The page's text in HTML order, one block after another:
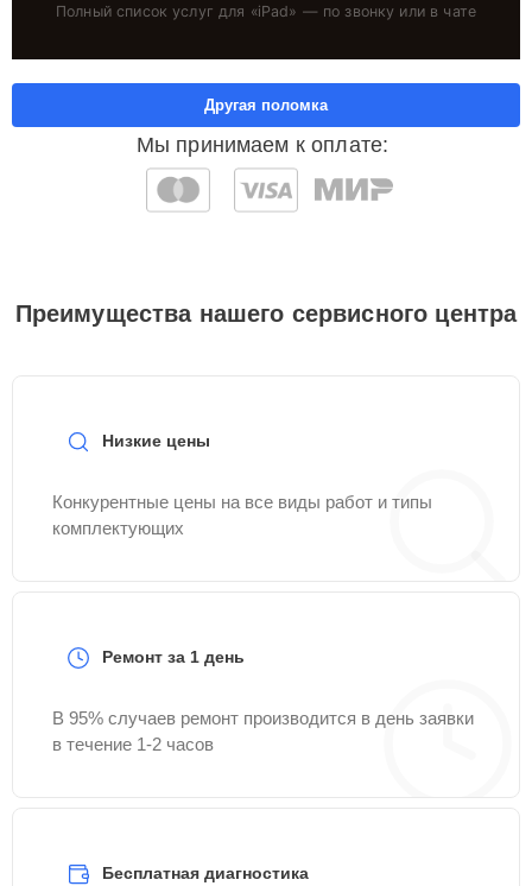
Полный список услуг для «iPad» — по звонку или в чате
Мы принимаем к оплате:
Другая поломка
Преимущества нашего сервисного центра
Низкие цены
Конкурентные цены на все виды работ и типы
комплектующих
Ремонт за 1 день
В 95% случаев ремонт производится в день заявки
в течение 1-2 часов
Бесплатная диагностика